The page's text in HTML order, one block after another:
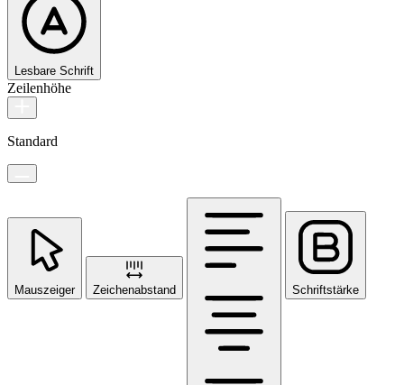
Lesbare Schrift
Zeilenhöhe
Standard
Mauszeiger Zeichenabstand Schriftstärke